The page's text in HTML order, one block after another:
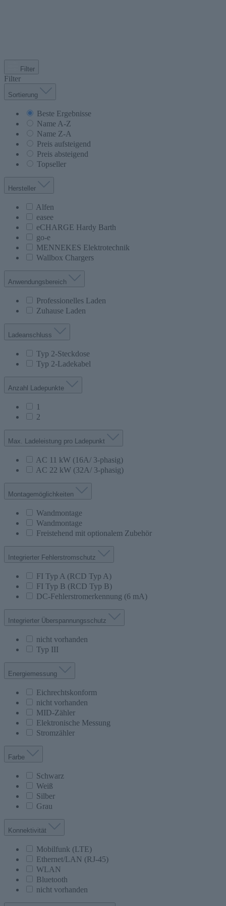
Filter
Filter
Sortierung
Beste Ergebnisse
Name A-Z
Name Z-A
Preis aufsteigend
Preis absteigend
Topseller
Hersteller
Alfen
easee
eCHARGE Hardy Barth
go-e
MENNEKES Elektrotechnik
Wallbox Chargers
Anwendungsbereich
Professionelles Laden
Zuhause Laden
Ladeanschluss
Typ 2-Steckdose
Typ 2-Ladekabel
Anzahl Ladepunkte
1
2
Max. Ladeleistung pro Ladepunkt
AC 11 kW (16A/ 3-phasig)
AC 22 kW (32A/ 3-phasig)
Montagemöglichkeiten
Wandmontage
Wandmontage
Freistehend mit optionalem Zubehör
Integrierter Fehlerstromschutz
FI Typ A (RCD Typ A)
FI Typ B (RCD Typ B)
DC-Fehlerstromerkennung (6 mA)
Integrierter Überspannungsschutz
nicht vorhanden
Typ III
Energiemessung
Eichrechtskonform
nicht vorhanden
MID-Zähler
Elektronische Messung
Stromzähler
Farbe
Schwarz
Weiß
Silber
Grau
Konnektivität
Mobilfunk (LTE)
Ethernet/LAN (RJ-45)
WLAN
Bluetooth
nicht vorhanden